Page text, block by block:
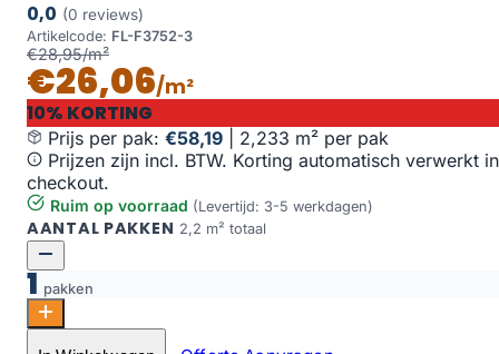
0,0 (0 reviews)
Artikelcode: FL-F3752-3
€28,95/m²
€26,06/m²
10% KORTING
Prijs per pak: €58,19
2,233 m² per pak
Prijzen zijn incl. BTW. Korting automatisch verwerkt in
checkout.
Ruim op voorraad (Levertijd: 3-5 werkdagen)
AANTAL PAKKEN 2,2 m² totaal
1 pakken
Oak Texas aantal